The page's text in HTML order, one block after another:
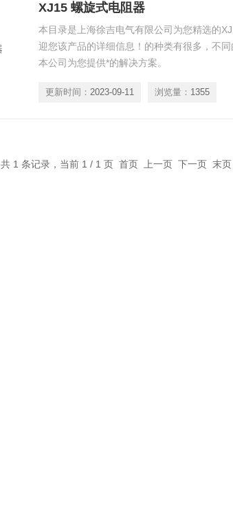
XJ15 螺旋式电阻器
本目录是上海徐吉电气有限公司为您精选的
迎您该产品的详细信息！的种类有很多，不同
本公司为您提供*的解决方案。
更新时间： 2023-09-11 浏览量： 1355
共 1 条记录，当前 1 / 1 页 首页 上一页 下一页 末